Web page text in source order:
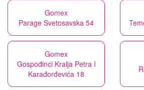
Gomex
Parage Svetosavska 54
Gomex
Gospođinci Kralja Petra I
Karađorđevića 18